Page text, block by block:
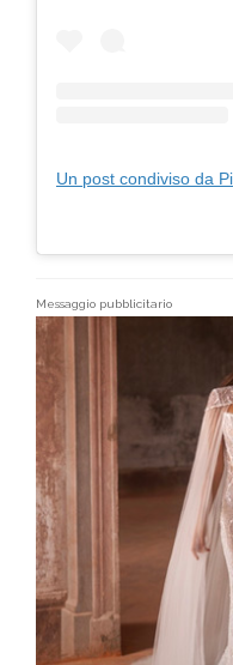
Un post condiviso da Pippa
Messaggio pubblicitario